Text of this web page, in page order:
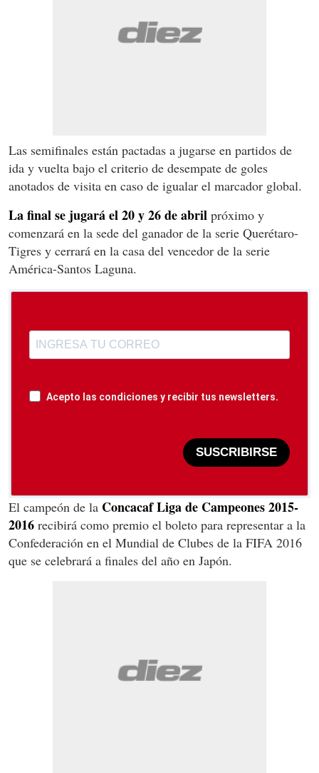
Las semifinales están pactadas a jugarse en partidos de
ida y vuelta bajo el criterio de desempate de goles
anotados de visita en caso de igualar el marcador global.
La final se jugará el 20 y 26 de abril próximo y
comenzará en la sede del ganador de la serie Querétaro-
Tigres y cerrará en la casa del vencedor de la serie
América-Santos Laguna.
Acepto las condiciones y recibir tus newsletters.
SUSCRIBIRSE
El campeón de la Concacaf Liga de Campeones 2015-
2016 recibirá como premio el boleto para representar a la
Confederación en el Mundial de Clubes de la FIFA 2016
que se celebrará a finales del año en Japón.